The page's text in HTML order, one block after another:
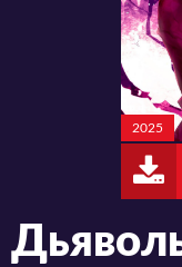
2025